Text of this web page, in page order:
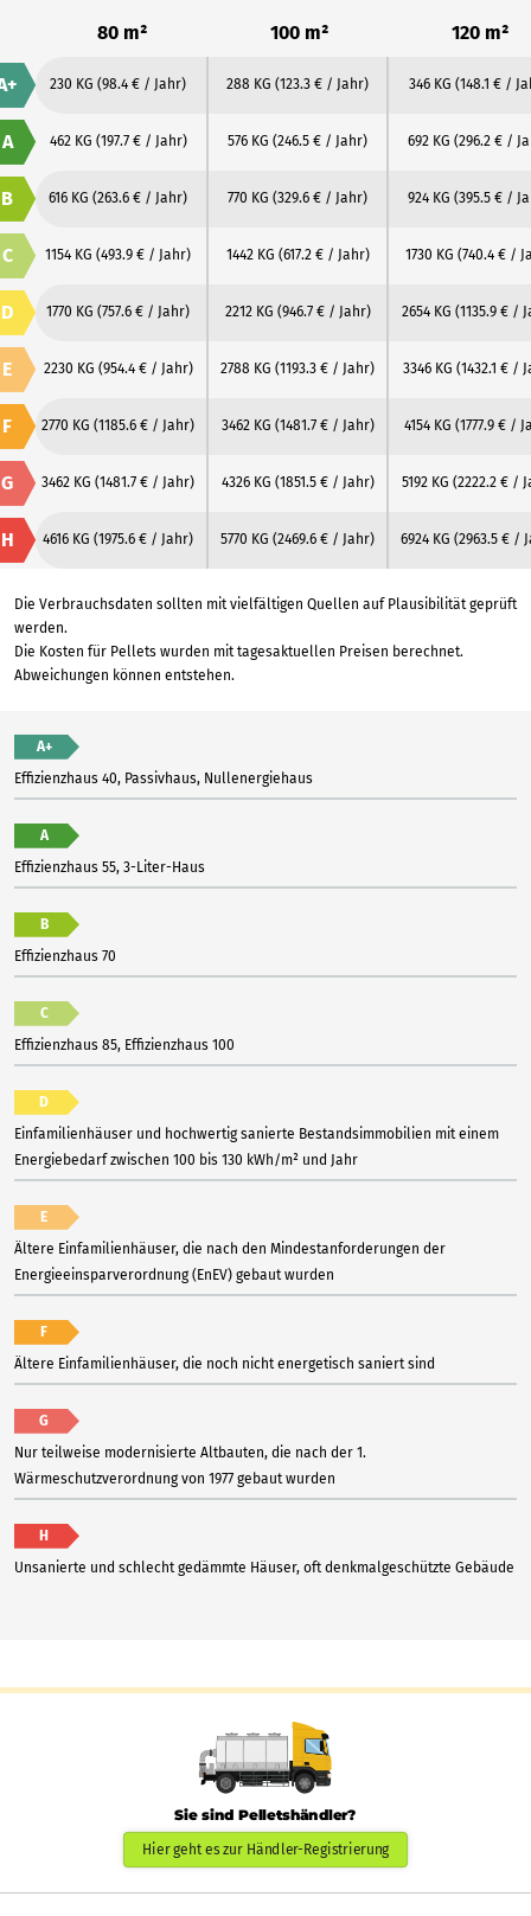
80 m² 100 m² 120 m²
230 KG (98.4 € / Jahr) 288 KG (123.3 € / Jahr) 346 KG (148.1 € /
A 462 KG (197.7 € / Jahr) 576 KG (246.5 € / Jahr) 692 KG (296.2 € /
B 616 KG (263.6 € / Jahr) 770 KG (329.6 € / Jahr) 924 KG (395.5 € /
C 1154 KG (493.9 € / Jahr) 1442 KG (617.2 € / Jahr) 1730 KG (740.4 € /
D 1770 KG (757.6 € / Jahr) 2212 KG (946.7 € / Jahr) 2654 KG (1135.9 € /
E 2230 KG (954.4 € / Jahr) 2788 KG (1193.3 € / Jahr) 3346 KG (1432.1 € /
F 2770 KG (1185.6 € / Jahr) 3462 KG (1481.7 € / Jahr) 4154 KG (1777.9 € /
G 3462 KG (1481.7 € / Jahr) 4326 KG (1851.5 € / Jahr) 5192 KG (2222.2 € /
H 4616 KG (1975.6 € / Jahr) 5770 KG (2469.6 € / Jahr) 6924 KG (2963.5 € /
Die Verbrauchsdaten sollten mit vielfältigen Quellen auf Plausibilität geprüft
werden.
Die Kosten für Pellets wurden mit tagesaktuellen Preisen berechnet.
Abweichungen können entstehen.
A+
Effizienzhaus 40, Passivhaus, Nullenergiehaus
A
Effizienzhaus 55, 3-Liter-Haus
B
Effizienzhaus 70
C
Effizienzhaus 85, Effizienzhaus 100
D
Einfamilienhäuser und hochwertig sanierte Bestandsimmobilien mit einem
Energiebedarf zwischen 100 bis 130 kWh/m² und Jahr
E
Ältere Einfamilienhäuser, die nach den Mindestanforderungen der
Energieeinsparverordnung (EnEV) gebaut wurden
F
Ältere Einfamilienhäuser, die noch nicht energetisch saniert sind
G
Nur teilweise modernisierte Altbauten, die nach der 1.
Wärmeschutzverordnung von 1977 gebaut wurden
H
Unsanierte und schlecht gedämmte Häuser, oft denkmalgeschützte Gebäude
Sie sind Pelletshändler?
Hier geht es zur Händler-Registrierung